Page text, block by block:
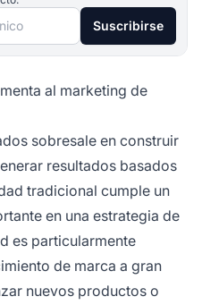
Suscribirse
al marketing de
sobresale en construir
resultados basados
tradicional cumple un
en una estrategia de
es particularmente
de marca a gran
nuevos productos o